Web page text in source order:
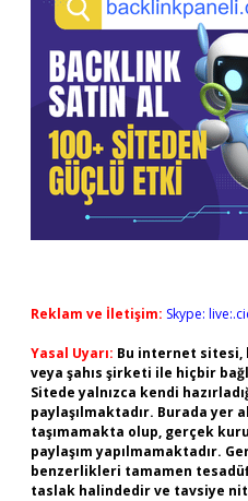
Reklam ve İletişim: Skype:
Yasal Uyarı: Bu internet sitesi,
veya şahıs şirketi ile hiçbir
Sitede yalnızca kendi
paylaşılmaktadır. Burada
taşımamakta olup, gerçek
paylaşım yapılmamaktadır.
benzerlikleri tamamen
taslak halindedir ve tavsiye